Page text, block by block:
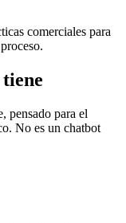
comerciales para
tiene
pensado para el
No es un chatbot